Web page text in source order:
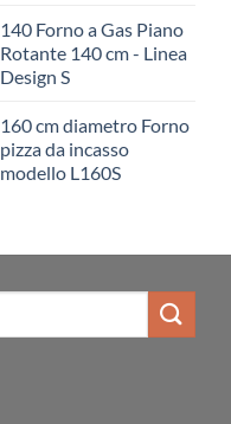
140 Forno a Gas Piano
Rotante 140 cm - Linea
Design S
160 cm diametro Forno
pizza da incasso
modello L160S